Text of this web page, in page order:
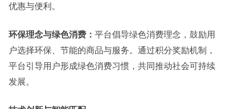
优惠与便利。
环保理念与绿色消费： 平台倡导绿色消费理念，鼓励用
户选择环保、节能的商品与服务。通过积分奖励机制，
平台引导用户形成绿色消费习惯，共同推动社会可持续
发展。